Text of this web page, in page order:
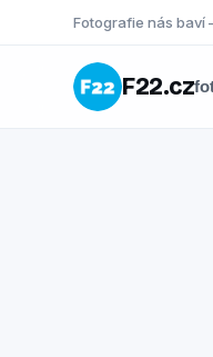
Fotografie nás
F22.cz